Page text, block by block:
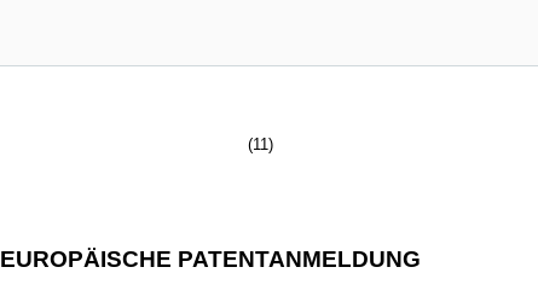
(11)
EUROPÄISCHE PATENTANMELDUNG